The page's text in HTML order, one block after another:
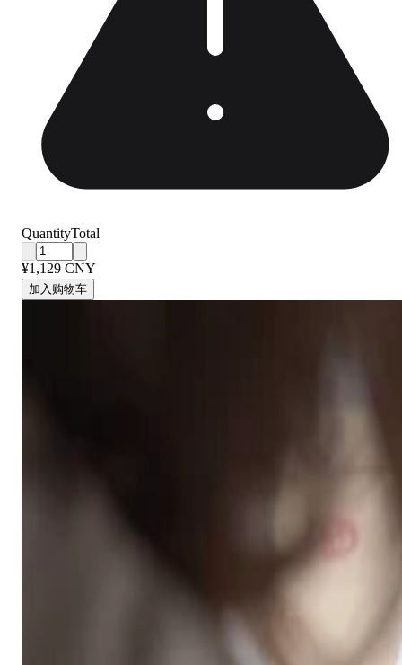
QuantityTotal
¥1,129 CNY
加入购物车